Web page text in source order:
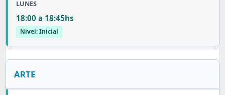
LUNES
18:00 a 18:45hs
Nivel: Inicial
ARTE